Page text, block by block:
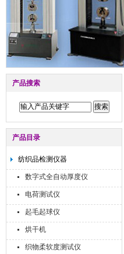
产品搜索
产品目录
纺织品检测仪器
数字式全自动厚度仪
电荷测试仪
起毛起球仪
烘干机
织物柔软度测试仪